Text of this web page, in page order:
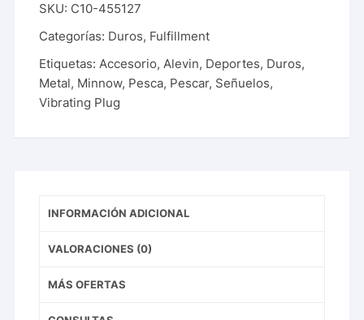
SKU: C10-455127
Categorías: Duros, Fulfillment
Etiquetas: Accesorio, Alevin, Deportes, Duros,
Metal, Minnow, Pesca, Pescar, Señuelos,
Vibrating Plug
INFORMACIÓN ADICIONAL
VALORACIONES (0)
MÁS OFERTAS